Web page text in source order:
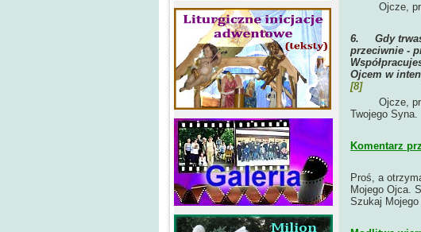
Ojcze,
6. Gdy
przeciwnie -
Ojcem w
[8]
Ojcze,
Twojego Syna.
Komentarz
Proś, a
Mojego Ojca.
Szukaj